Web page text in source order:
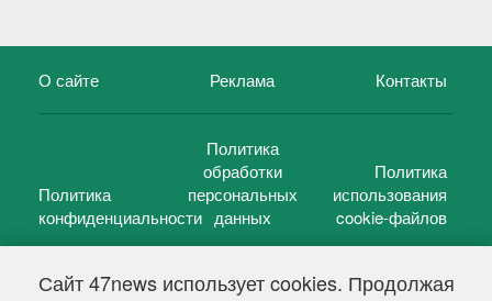
Сайт 47news использует cookies. Продолжая
О сайте Реклама Контакты
Политика
конфиденциальности
Политика
обработки
персональных
данных
Политика
использования
cookie-файлов